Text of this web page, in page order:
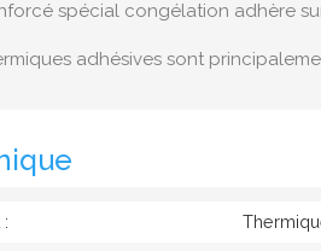
spécial congélation adhère
adhésives sont